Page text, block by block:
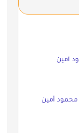
امين
محمود أمين